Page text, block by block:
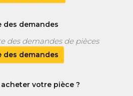
des demandes
des demandes de pièces
des demandes
votre pièce ?